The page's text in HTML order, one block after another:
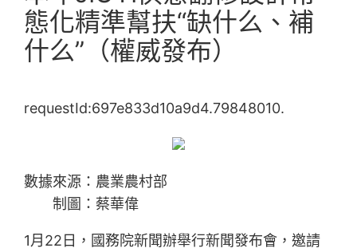
態化精準幫扶“缺什么、補
什么”（權威發布）
requestId:697e833d10a9d4.79848010.
數據來源：農業農村部
制圖：蔡華偉
1月22日，國務院新聞辦舉行新聞發布會，邀請